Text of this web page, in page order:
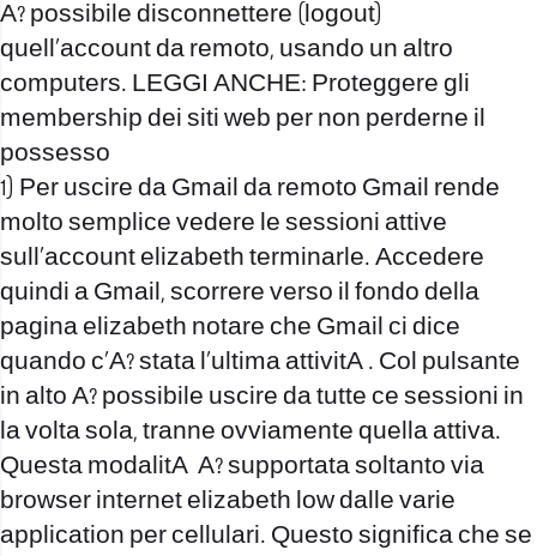
A? possibile disconnettere (logout)
quell’account da remoto, usando un altro
computers. LEGGI ANCHE: Proteggere gli
membership dei siti web per non perderne il
possesso
1) Per uscire da Gmail da remoto Gmail rende
molto semplice vedere le sessioni attive
sull’account elizabeth terminarle. Accedere
quindi a Gmail, scorrere verso il fondo della
pagina elizabeth notare che Gmail ci dice
quando c’A? stata l’ultima attivitA . Col pulsante
in alto A? possibile uscire da tutte ce sessioni in
la volta sola, tranne ovviamente quella attiva.
Questa modalitA A? supportata soltanto via
browser internet elizabeth low dalle varie
application per cellulari. Questo significa che se